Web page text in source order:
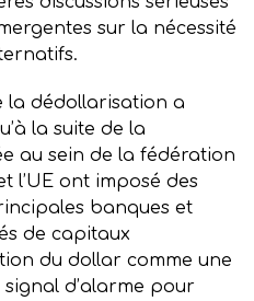
sur la nécessité
la dédollarisation a
la suite de la
au sein de la fédération
l’UE ont imposé des
banques et
de capitaux
du dollar comme une
d’alarme pour